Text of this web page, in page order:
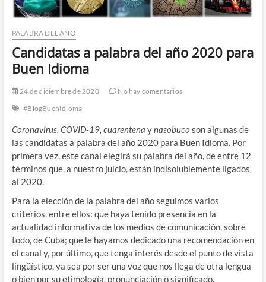
PALABRA DEL AÑO
Candidatas a palabra del año 2020 para
Buen Idioma
24 de diciembre de 2020
No hay comentarios
#BlogBuenIdioma
Coronavirus, COVID-19, cuarentena ynasobuco son algunas de
las candidatas a palabra del año 2020 para Buen Idioma. Por
primera vez, este canal elegirá su palabra del año, de entre 12
términos que, a nuestro juicio, están indisolublemente ligados
al 2020.
Para la elección de la palabra del año seguimos varios
criterios, entre ellos: que haya tenido presencia en la
actualidad informativa de los medios de comunicación, sobre
todo, de Cuba; que le hayamos dedicado una recomendación en
el canal y, por último, que tenga interés desde el punto de vista
lingüístico, ya sea por ser una voz que nos llega de otra lengua
o bien por su etimología, pronunciación o significado.